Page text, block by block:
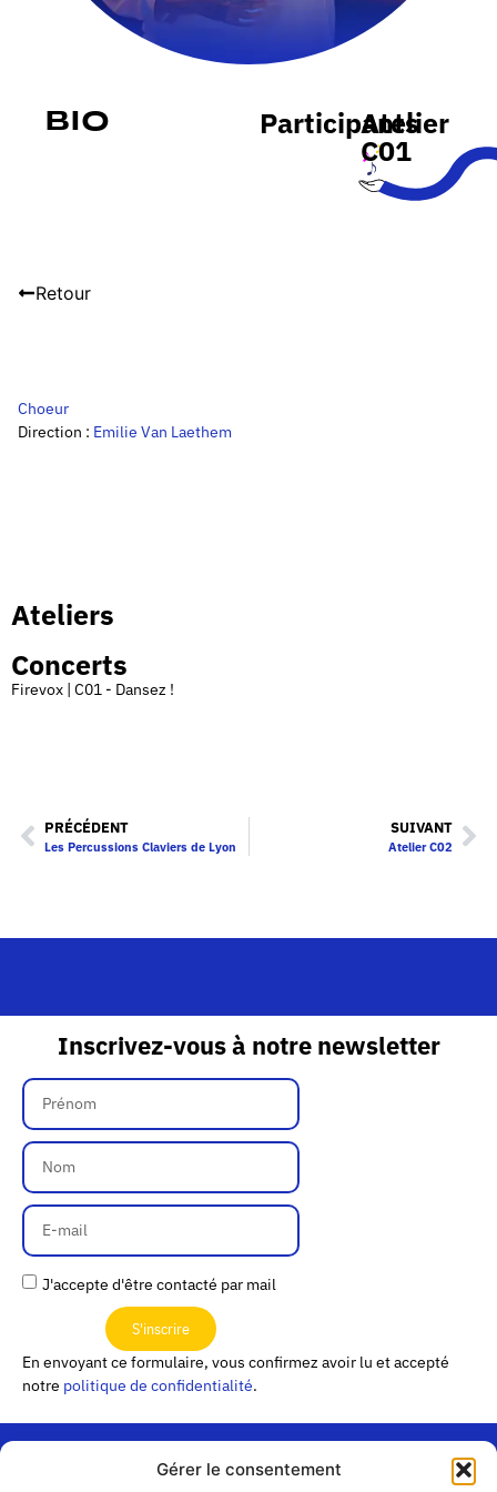
Gérer le consentement
Bio Participants
Atelier
C01
Retour
Choeur
Direction : Emilie Van Laethem
Ateliers
Concerts
Firevox | C01 - Dansez !
PRÉCÉDENT
Les Percussions Claviers de Lyon
SUIVANT
Atelier C02
Inscrivez-vous à notre newsletter
J'accepte d'être contacté par mail
S'inscrire
En envoyant ce formulaire, vous confirmez avoir lu et accepté
notre politique de confidentialité.